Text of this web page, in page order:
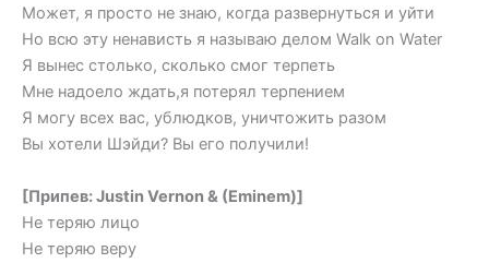
Может, я просто не знаю, когда развернуться и уйти
Но всю эту ненависть я называю делом Walk on Water
Я вынес столько, сколько смог терпеть
Мне надоело ждать,я потерял терпением
Я могу всех вас, ублюдков, уничтожить разом
Вы хотели Шэйди? Вы его получили!
[Припев: Justin Vernon & (Eminem)]
Не теряю лицо
Не теряю веру